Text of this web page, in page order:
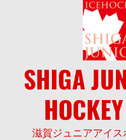
SHIGA
滋賀ジュニアアイ